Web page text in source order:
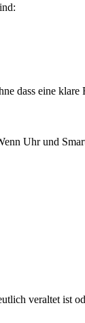
dass eine klare
Uhr und
veraltet ist